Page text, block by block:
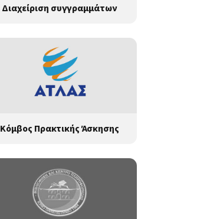
Διαχείριση συγγραμμάτων
Κόμβος Πρακτικής Άσκησης